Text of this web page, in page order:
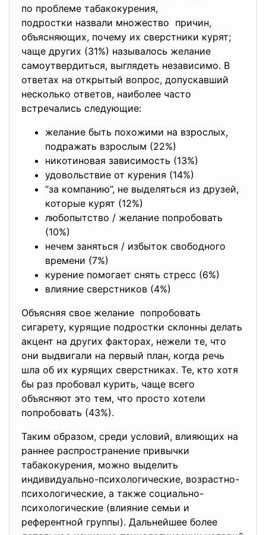
по проблеме табакокурения,
подростки назвали множество причин,
объясняющих, почему их сверстники курят;
чаще других (31%) называлось желание
самоутвердиться, выглядеть независимо. В
ответах на открытый вопрос, допускавший
несколько ответов, наиболее часто
встречались следующие:
желание быть похожими на взрослых,
подражать взрослым (22%)
никотиновая зависимость (13%)
удовольствие от курения (14%)
“за компанию”, не выделяться из друзей,
которые курят (12%)
любопытство / желание попробовать
(10%)
нечем заняться / избыток свободного
времени (7%)
курение помогает снять стресс (6%)
влияние сверстников (4%)
Объясняя свое желание попробовать
сигарету, курящие подростки склонны делать
акцент на других факторах, нежели те, что
они выдвигали на первый план, когда речь
шла об их курящих сверстниках. Те, кто хотя
бы раз пробовал курить, чаще всего
объясняют это тем, что просто хотели
попробовать (43%).
Таким образом, среди условий, влияющих на
раннее распространение привычки
табакокурения, можно выделить
индивидуально-психологические, возрастно-
психологические, а также социально-
психологические (влияние семьи и
референтной группы). Дальнейшее более